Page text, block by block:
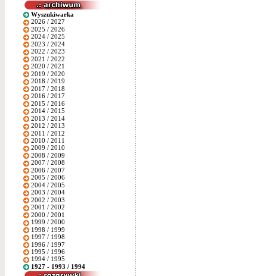
Wyszukiwarka
2026 / 2027
2025 / 2026
2024 / 2025
2023 / 2024
2022 / 2023
2021 / 2022
2020 / 2021
2019 / 2020
2018 / 2019
2017 / 2018
2016 / 2017
2015 / 2016
2014 / 2015
2013 / 2014
2012 / 2013
2011 / 2012
2010 / 2011
2009 / 2010
2008 / 2009
2007 / 2008
2006 / 2007
2005 / 2006
2004 / 2005
2003 / 2004
2002 / 2003
2001 / 2002
2000 / 2001
1999 / 2000
1998 / 1999
1997 / 1998
1996 / 1997
1995 / 1996
1994 / 1995
1927 - 1993 / 1994